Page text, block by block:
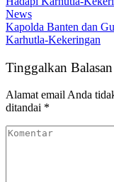
News
Kapolda Banten dan
Karhutla-Kekeringan
Tinggalkan Balasan
Alamat email Anda
ditandai *